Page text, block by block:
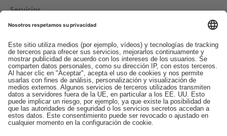
Servicios
Contacto
EDI